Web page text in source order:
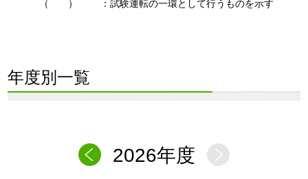
（ ）
：試験運転の一環として行うものを示す
年度別一覧
2026年度